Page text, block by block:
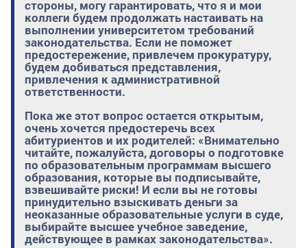
стороны, могу гарантировать, что я и мои
коллеги будем продолжать настаивать на
выполнении университетом требований
законодательства. Если не поможет
предостережение, привлечем прокуратуру,
будем добиваться представления,
привлечения к административной
ответственности.
Пока же этот вопрос остается открытым,
очень хочется предостеречь всех
абитуриентов и их родителей: «Внимательно
читайте, пожалуйста, договоры о подготовке
по образовательным программам высшего
образования, которые вы подписывайте,
взвешивайте риски! И если вы не готовы
принудительно взыскивать деньги за
неоказанные образовательные услуги в суде,
выбирайте высшее учебное заведение,
действующее в рамках законодательства».